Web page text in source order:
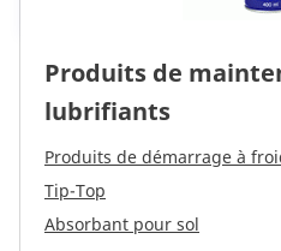
Produits de
lubrifiants
Produits de démarrage à
Tip-Top
Absorbant pour sol